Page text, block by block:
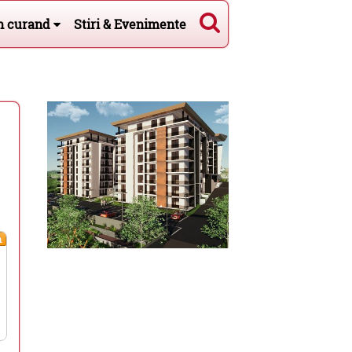
curand Stiri & Evenimente